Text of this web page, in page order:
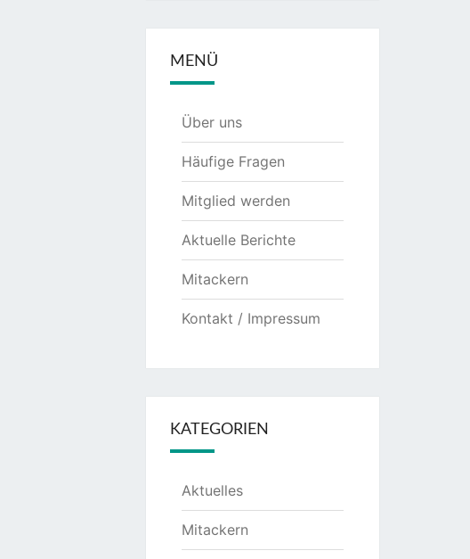
MENÜ
Über uns
Häufige Fragen
Mitglied werden
Aktuelle Berichte
Mitackern
Kontakt / Impressum
KATEGORIEN
Aktuelles
Mitackern